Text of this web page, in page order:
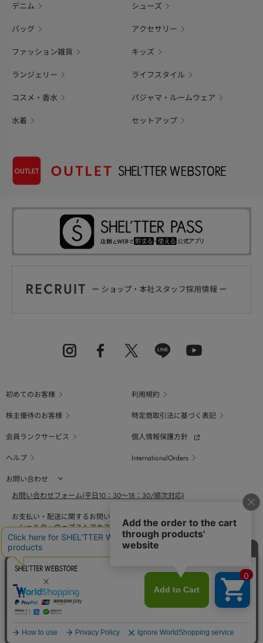
デニム シューズ
バッグ アクセサリー
ファッション雑貨 キッズ
ランジェリー ライフスタイル
コスメ・香水 パジャマ・ルームウェア
水着 セットアップ
初めてのお客様
利用規約
株主優待のお客様
特定商取引法に基づく表記
会員ランクサービス
個人情報保護方針
ヘルプ
InternationalOrders
お問い合わせ
お問い合わせフォーム(平日10：30～18：30/順次対応)
お支払い・配送に関するお問い合わせ（平日10：30～18：00）
シェルターウェブストアカスタマーセンター
0800-123-6820
商品の素材、サイズ、仕様等に関するお問い合せ（平日10：30～18：00）
バロックジャパンリミテッドコールセンター
03-6730-9191
BAROQUE JAPAN LIMITED
採用情報